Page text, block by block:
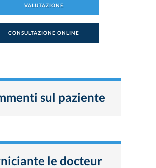
VALUTAZIONE
CONSULTAZIONE ONLINE
sul paziente
le docteur